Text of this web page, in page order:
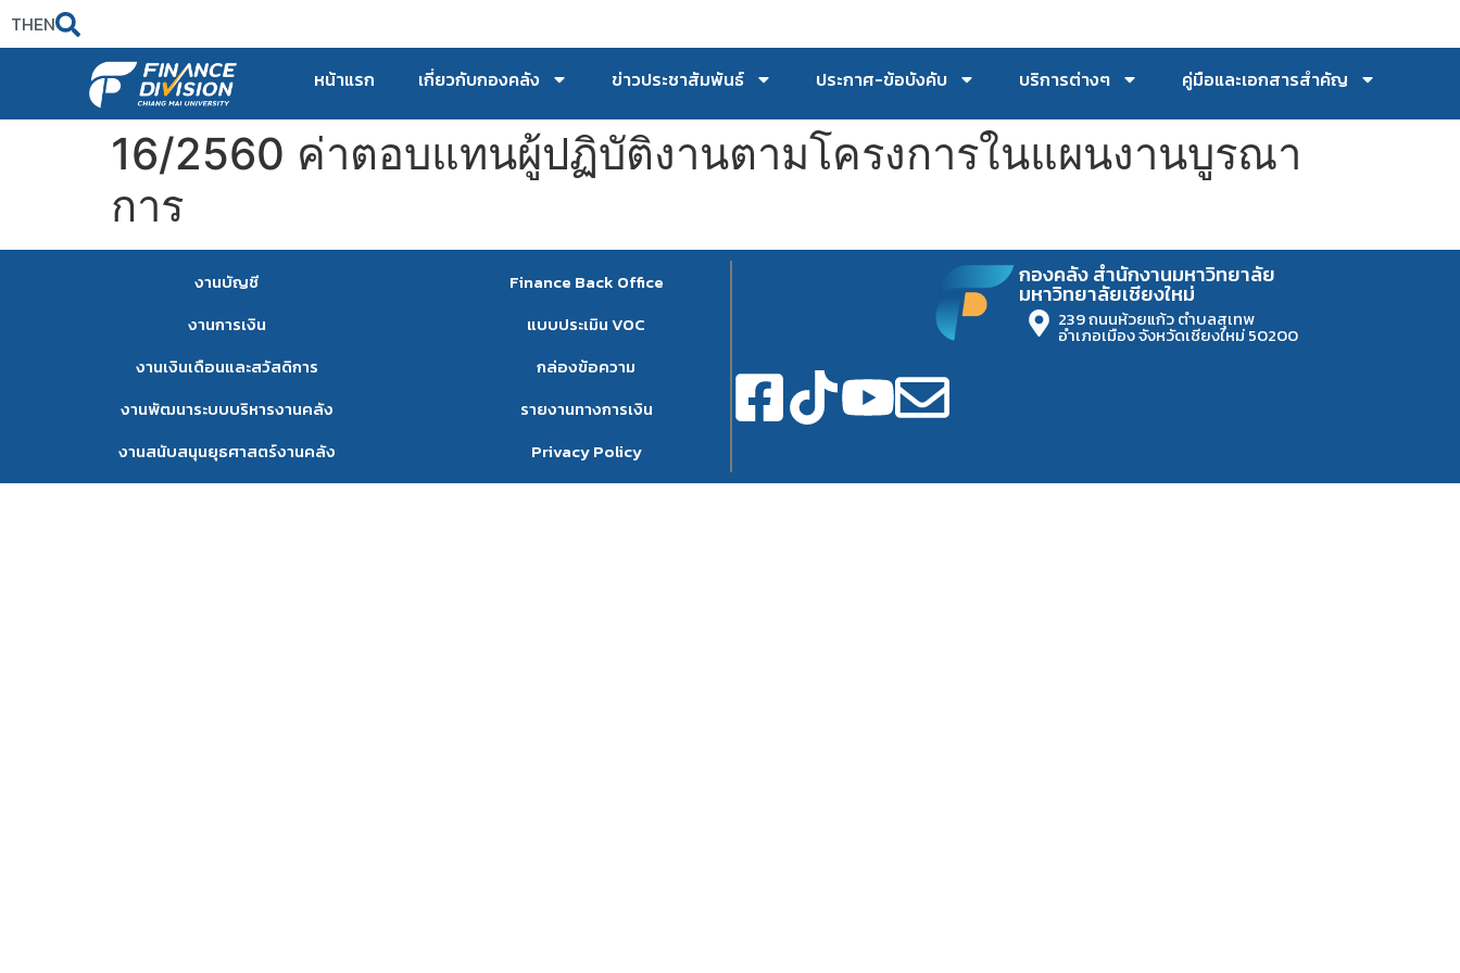
THEN
หน้าแรก เกี่ยวกับกองคลัง ข่าวประชาสัมพันธ์ ประกาศ-ข้อบังคับ บริการต่างๆ คู่มือและเอกสารสำคัญ
16/2560 ค่าตอบแทนผู้ปฏิบัติงานตามโครงการในแผนงานบูรณา
การ
งานบัญชี
งานการเงิน
งานเงินเดือนและสวัสดิการ
งานพัฒนาระบบบริหารงานคลัง
งานสนับสนุนยุธศาสตร์งานคลัง
Finance Back Office
แบบประเมิน VOC
กล่องข้อความ
รายงานทางการเงิน
Privacy Policy
กองคลัง สำนักงานมหาวิทยาลัย
มหาวิทยาลัยเชียงใหม่
239 ถนนห้วยแก้ว ตำบลสุเทพ
อำเภอเมือง จังหวัดเชียงใหม่ 50200